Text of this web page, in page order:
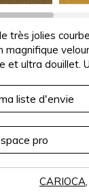
très jolies
magnifique
et ultra douillet.
étoffe infiniment
et canapés, et
liste d'envie
pro
CARIOCA,